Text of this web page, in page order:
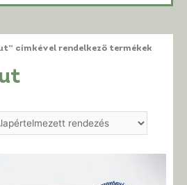
címkével rendelkező termékek